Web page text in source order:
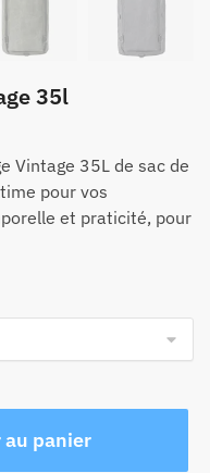
35l
Vintage 35L de sac de
pour vos
et praticité, pour
panier